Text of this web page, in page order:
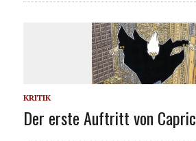
KRITIK
Der erste Auftritt von